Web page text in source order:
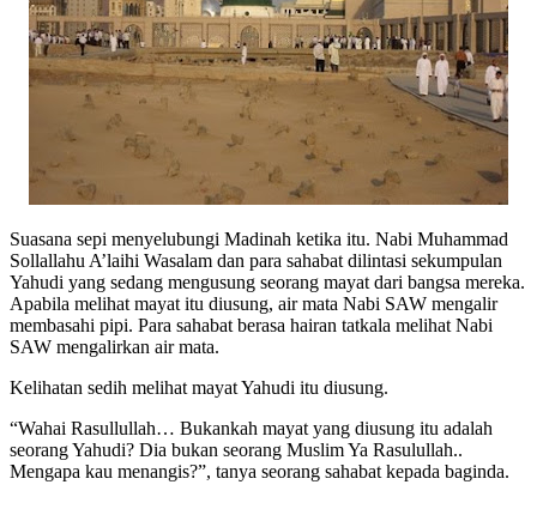
Suasana sepi menyelubungi Madinah ketika itu. Nabi Muhammad
Sollallahu A’laihi Wasalam dan para sahabat dilintasi sekumpulan
Yahudi yang sedang mengusung seorang mayat dari bangsa mereka.
Apabila melihat mayat itu diusung, air mata Nabi SAW mengalir
membasahi pipi. Para sahabat berasa hairan tatkala melihat Nabi
SAW mengalirkan air mata.
Kelihatan sedih melihat mayat Yahudi itu diusung.
“Wahai Rasullullah… Bukankah mayat yang diusung itu adalah
seorang Yahudi? Dia bukan seorang Muslim Ya Rasulullah..
Mengapa kau menangis?”, tanya seorang sahabat kepada baginda.